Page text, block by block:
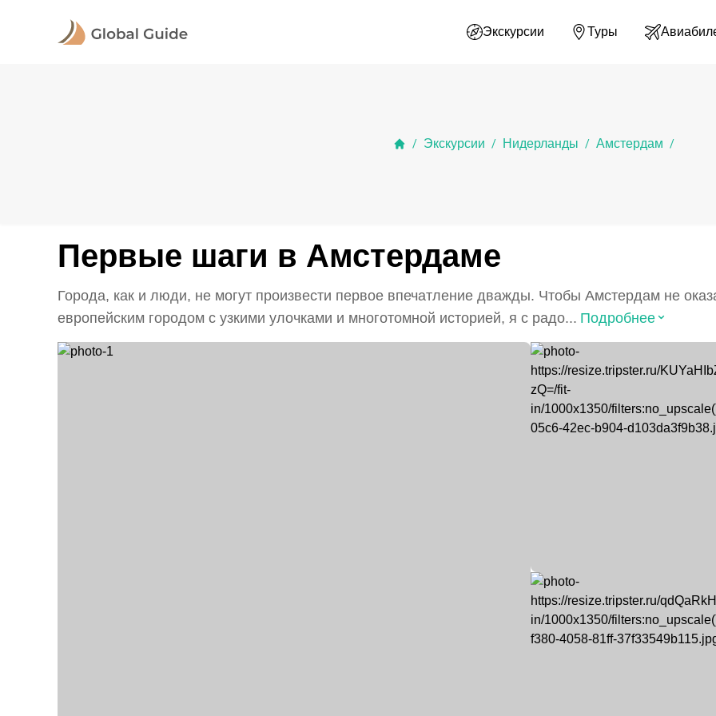
Экскурсии Туры
/ Экскурсии / Нидерланды / Амстердам /
Первые шаги в Амстердаме
Города, как и люди, не могут произвести первое впечатление дважды. Чтобы Амстердам не
европейским городом с узкими улочками и многотомной историей, я с радо... Подробнее⌃